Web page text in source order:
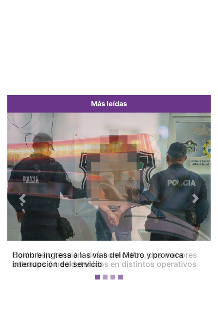
Más leídas
Colón bajo tensión: dos homicidios, dos menores
baleados y tres detenidos en distintos operativos
Previous Next